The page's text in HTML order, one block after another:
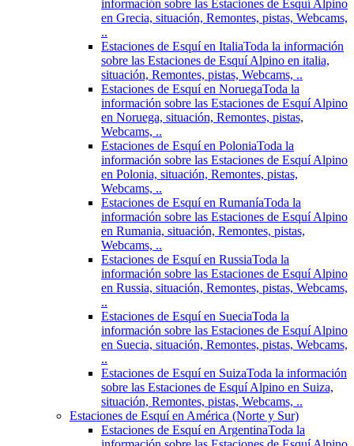
información sobre las Estaciones de Esquí Alpino
en Grecia, situación, Remontes, pistas, Webcams,
..
Estaciones de Esquí en ItaliaToda la información
sobre las Estaciones de Esquí Alpino en italia,
situación, Remontes, pistas, Webcams, ..
Estaciones de Esquí en NoruegaToda la
información sobre las Estaciones de Esquí Alpino
en Noruega, situación, Remontes, pistas,
Webcams, ..
Estaciones de Esquí en PoloniaToda la
información sobre las Estaciones de Esquí Alpino
en Polonia, situación, Remontes, pistas,
Webcams, ..
Estaciones de Esquí en RumaníaToda la
información sobre las Estaciones de Esquí Alpino
en Rumania, situación, Remontes, pistas,
Webcams, ..
Estaciones de Esquí en RussiaToda la
información sobre las Estaciones de Esquí Alpino
en Russia, situación, Remontes, pistas, Webcams,
..
Estaciones de Esquí en SueciaToda la
información sobre las Estaciones de Esquí Alpino
en Suecia, situación, Remontes, pistas, Webcams,
..
Estaciones de Esquí en SuizaToda la información
sobre las Estaciones de Esquí Alpino en Suiza,
situación, Remontes, pistas, Webcams, ..
Estaciones de Esquí en América (Norte y Sur)
Estaciones de Esquí en ArgentinaToda la